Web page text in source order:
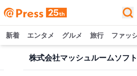
新着 エンタメ グルメ 旅行 ファッ
株式会社マッシュルームソフト